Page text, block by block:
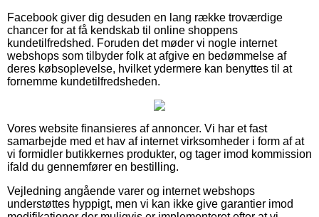
Facebook giver dig desuden en lang række troværdige
chancer for at få kendskab til online shoppens
kundetilfredshed. Foruden det møder vi nogle internet
webshops som tilbyder folk at afgive en bedømmelse af
deres købsoplevelse, hvilket ydermere kan benyttes til at
fornemme kundetilfredsheden.
Vores website finansieres af annoncer. Vi har et fast
samarbejde med et hav af internet virksomheder i form af at
vi formidler butikkernes produkter, og tager imod kommission
ifald du gennemfører en bestilling.
Vejledning angående varer og internet webshops
understøttes hyppigt, men vi kan ikke give garantier imod